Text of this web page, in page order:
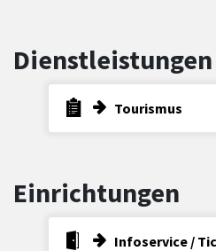
Dienstleistungen
Tourismus
Einrichtungen
Infoservice /